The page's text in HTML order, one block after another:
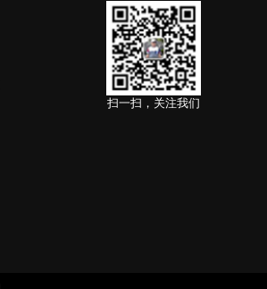
扫一扫，关注我们